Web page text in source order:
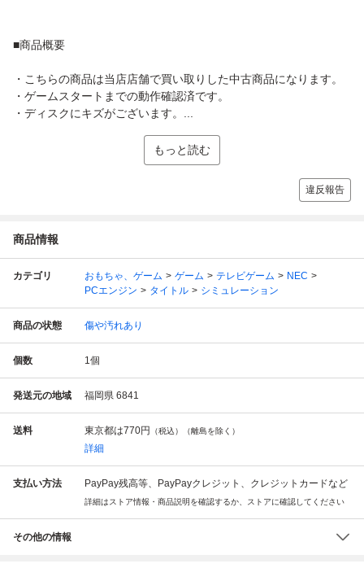
■商品概要
・こちらの商品は当店店舗で買い取りした中古商品になります。
・ゲームスタートまでの動作確認済です。
・ディスクにキズがございます。...
もっと読む
違反報告
商品情報
カテゴリ おもちゃ、ゲーム ゲーム テレビゲーム
NEC
PCエンジン
タイトル シミュレーション
商品の状態 傷や汚れあり
個数 1個
発送元の地域 福岡県 6841
送料 東京都は770円 （税込）（離島を除く）
詳細
支払い方法 PayPay残高等、PayPayクレジット、クレジットカードなど
詳細はストア情報・商品説明を確認するか、ストアに確認してください
その他の情報